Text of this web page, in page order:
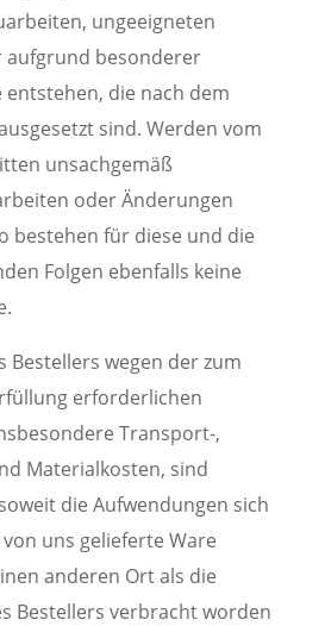
ungeeigneten
aufgrund besonderer
die nach dem
sind. Werden vom
unsachgemäß
oder Änderungen
bestehen für diese und die
Folgen ebenfalls keine
Bestellers wegen der zum
erforderlichen
Transport-,
Materialkosten, sind
die Aufwendungen sich
uns gelieferte Ware
anderen Ort als die
Bestellers verbracht worden